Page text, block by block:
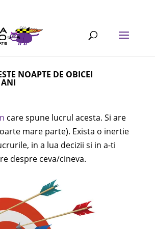
NOAPTE DE OBICEI
care spune lucrul acesta. Si are
mare parte). Exista o inertie
in a lua decizii si in a-ti
despre ceva/cineva.